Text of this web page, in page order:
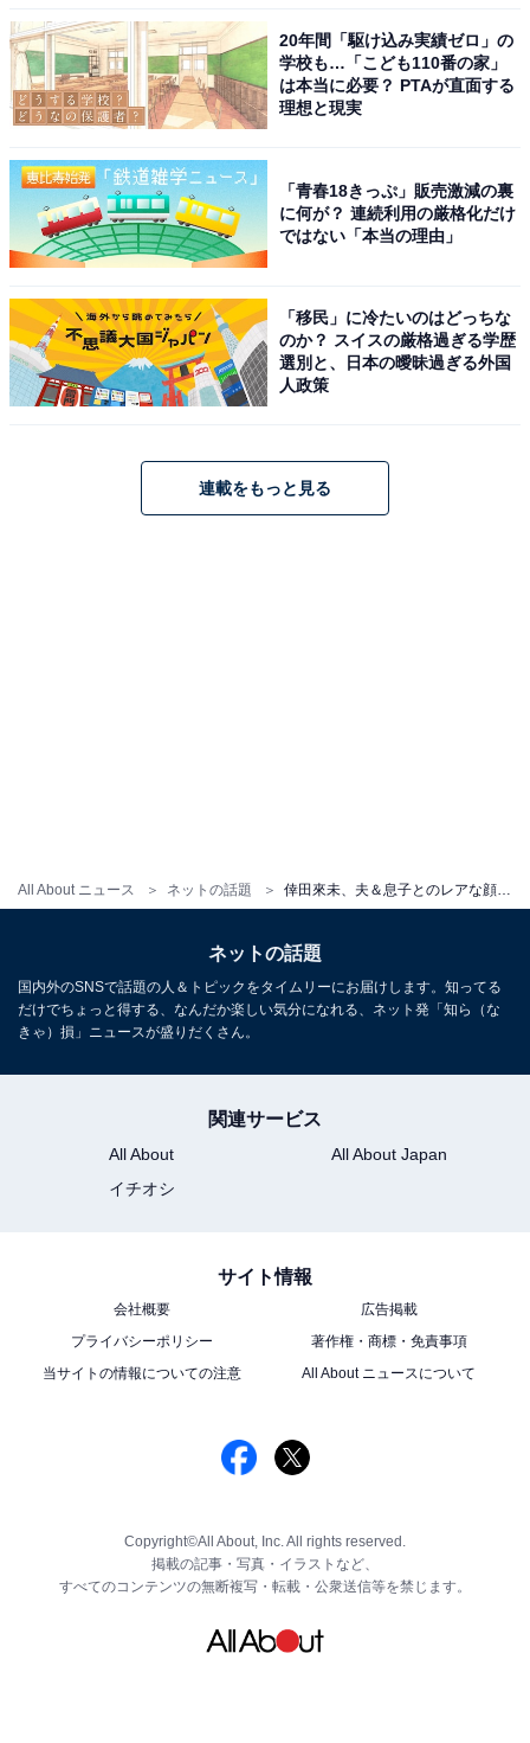
All About ニュース ネットの話題
20年間「駆け込み実績ゼロ」の
学校も…「こども110番の家」
は本当に必要？ PTAが直面する
理想と現実
「青春18きっぷ」販売激減の裏
に何が？ 連続利用の厳格化だけ
ではない「本当の理由」
「移民」に冷たいのはどっちな
のか？ スイスの厳格過ぎる学歴
選別と、日本の曖昧過ぎる外国
人政策
連載をもっと見る
ネットの話題
国内外のSNSで話題の人＆トピックをタイムリーにお届けします。知ってる
だけでちょっと得する、なんだか楽しい気分になれる、ネット発「知ら（な
きゃ）損」ニュースが盛りだくさん。
関連サービス
All About
All About Japan
イチオシ
サイト情報
会社概要
広告掲載
プライバシーポリシー
著作権・商標・免責事項
当サイトの情報についての注意
All About ニュースについて
Copyright©All About, Inc. All rights reserved.
掲載の記事・写真・イラストなど、
すべてのコンテンツの無断複写・転載・公衆送信等を禁じます。